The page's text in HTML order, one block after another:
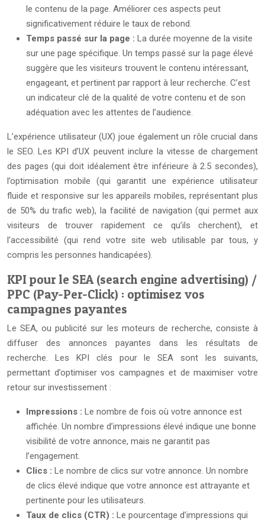
le contenu de la page. Améliorer ces aspects peut
significativement réduire le taux de rebond.
Temps passé sur la page : La durée moyenne de la visite
sur une page spécifique. Un temps passé sur la page élevé
suggère que les visiteurs trouvent le contenu intéressant,
engageant, et pertinent par rapport à leur recherche. C’est
un indicateur clé de la qualité de votre contenu et de son
adéquation avec les attentes de l’audience.
L’expérience utilisateur (UX) joue également un rôle crucial dans
le SEO. Les KPI d’UX peuvent inclure la vitesse de chargement
des pages (qui doit idéalement être inférieure à 2.5 secondes),
l’optimisation mobile (qui garantit une expérience utilisateur
fluide et responsive sur les appareils mobiles, représentant plus
de 50% du trafic web), la facilité de navigation (qui permet aux
visiteurs de trouver rapidement ce qu’ils cherchent), et
l’accessibilité (qui rend votre site web utilisable par tous, y
compris les personnes handicapées).
KPI pour le SEA (search engine advertising) /
PPC (Pay-Per-Click) : optimisez vos
campagnes payantes
Le SEA, ou publicité sur les moteurs de recherche, consiste à
diffuser des annonces payantes dans les résultats de
recherche. Les KPI clés pour le SEA sont les suivants,
permettant d’optimiser vos campagnes et de maximiser votre
retour sur investissement :
Impressions : Le nombre de fois où votre annonce est
affichée. Un nombre d’impressions élevé indique une bonne
visibilité de votre annonce, mais ne garantit pas
l’engagement.
Clics : Le nombre de clics sur votre annonce. Un nombre
de clics élevé indique que votre annonce est attrayante et
pertinente pour les utilisateurs.
Taux de clics (CTR) : Le pourcentage d’impressions qui